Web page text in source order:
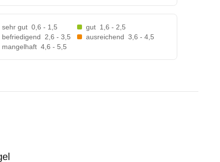
sehr gut 0,6 - 1,5 gut 1,6 - 2,5
befriedigend
2,6 - 3,5 ausreichend 3,6 - 4,5
mangelhaft 4,6 - 5,5